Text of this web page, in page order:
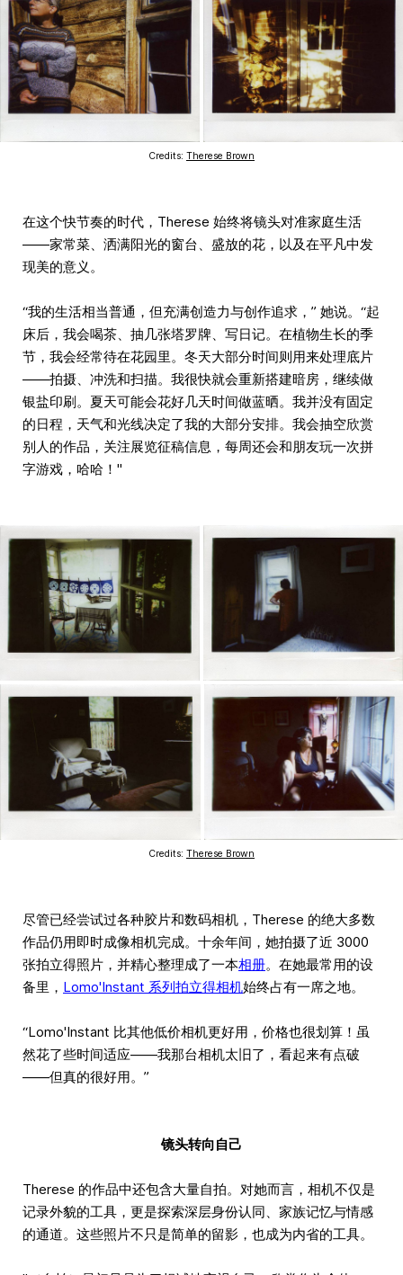
Credits: Therese Brown
在这个快节奏的时代，Therese 始终将镜头对准家庭生活
——家常菜、洒满阳光的窗台、盛放的花，以及在平凡中发
现美的意义。
“我的生活相当普通，但充满创造力与创作追求，” 她说。“起
床后，我会喝茶、抽几张塔罗牌、写日记。在植物生长的季
节，我会经常待在花园里。冬天大部分时间则用来处理底片
——拍摄、冲洗和扫描。我很快就会重新搭建暗房，继续做
银盐印刷。夏天可能会花好几天时间做蓝晒。我并没有固定
的日程，天气和光线决定了我的大部分安排。我会抽空欣赏
别人的作品，关注展览征稿信息，每周还会和朋友玩一次拼
字游戏，哈哈！"
Credits: Therese Brown
尽管已经尝试过各种胶片和数码相机，Therese 的绝大多数
作品仍用即时成像相机完成。十余年间，她拍摄了近 3000
张拍立得照片，并精心整理成了一本相册。在她最常用的设
备里， Lomo'Instant 系列拍立得相机始终占有一席之地。
“Lomo'Instant 比其他低价相机更好用，价格也很划算！虽
然花了些时间适应——我那台相机太旧了，看起来有点破
——但真的很好用。”
镜头转向自己
Therese 的作品中还包含大量自拍。对她而言，相机不仅是
记录外貌的工具，更是探索深层身份认同、家族记忆与情感
的通道。这些照片不只是简单的留影，也成为内省的工具。